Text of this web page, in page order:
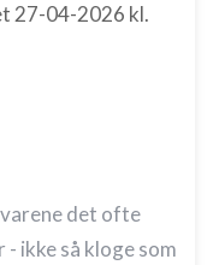
27-04-2026 kl.
det ofte
ikke så kloge som